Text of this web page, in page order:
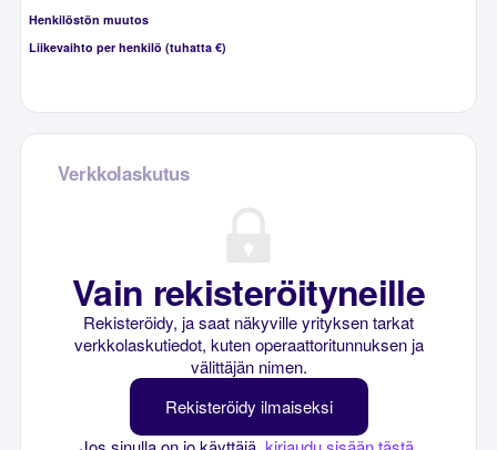
Henkilöstön muutos
Liikevaihto per henkilö (tuhatta €)
Verkkolaskutus
Vain rekisteröityneille
Rekisteröidy, ja saat näkyville yrityksen tarkat
verkkolaskutiedot, kuten operaattoritunnuksen ja
välittäjän nimen.
Rekisteröidy ilmaiseksi